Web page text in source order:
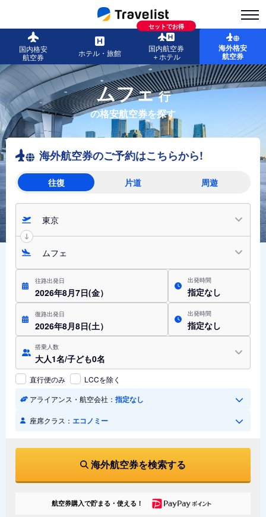
国内格安
航空券
ホテル・旅館
セットでお得
国内航空券
＋ホテル
海外格安
航空券
ムフェ行
の格安航空券を探す
海外航空券のご予約はこちらから!
往復 片道 周遊
東京
ムフェ
往路出発日
2026年8月7日(金）
出発時間
指定なし
復路出発日
2026年8月8日(土）
出発時間
指定なし
搭乗人数
大人1名/子ども0名
直行便のみ
LCCを除く
アライアンス・航空会社： 指定なし
座席クラス： エコノミー
海外航空券を検索する
航空券購入で貯まる・使える！